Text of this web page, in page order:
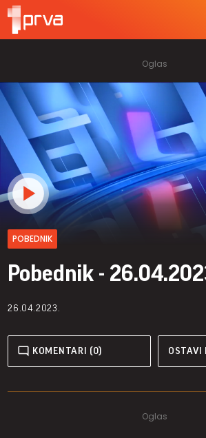
POBEDNIK
Pobednik -
26.04.2023.
KOMENTARI (0) OSTAVI